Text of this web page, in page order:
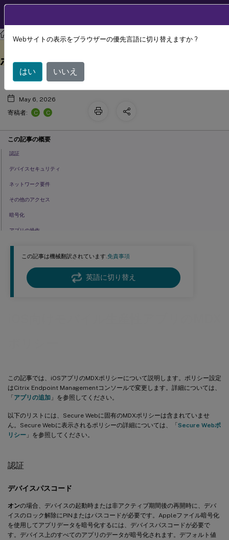
モバイル生産性アプリ 管理者のタスクと注意事項
この記事は機械翻訳されています.免責事項
英語に切り替え
この記事では、iOSアプリのMDXポリシーについて説明します。ポリシー設定
はCitrix Endpoint Managementコンソールで変更します。詳細については、
「アプリの追加 」を参照してください。
以下のリストには、Secure Webに固有のMDXポリシーは含まれていませ
ん。Secure Webに表示されるポリシーの詳細については、「Secure Webポ
リシー 」を参照してください。
認証
デバイスパスコード
オンの場合、デバイスの起動時または非アクティブ期間後の再開時に、デバ
イスのロック解除にPINまたはパスコードが必要です。Appleファイル暗号化
を使用してアプリデータを暗号化するには、デバイスパスコードが必要で
す。デバイス上のすべてのアプリのデータが暗号化されます。デフォルト値
iOS向けモバイル生産性アプリのMDX
ポリシー
May 6, 2026
寄稿者:
C C
この記事の概要
認証
デバイスセキュリティ
ネットワーク要件
その他のアクセス
暗号化
アプリの操作
アプリの操作（送信URL）
アプリの制限
アプリのネットワークアクセス
メールリダイレクト
Slack連携
Webサイトの表示をブラウザーの優先言語に切り替えますか ?
はい いいえ